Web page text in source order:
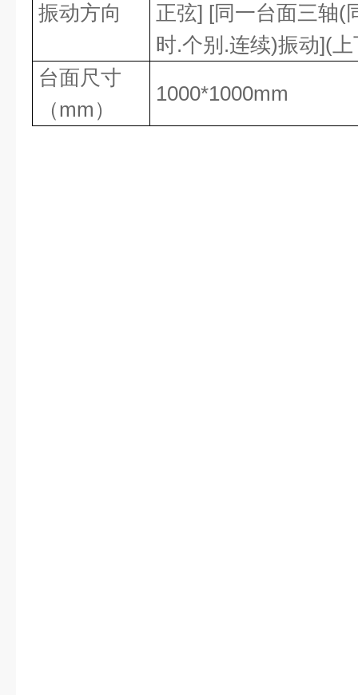
振动方向
正弦] [同一台面三轴(
时.个别 .连续)振动](上
台面尺寸
（mm ）
1000*1000mm